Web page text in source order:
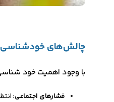
چالش‌های خودشناسی
با وجود اهمیت خود
فشارهای اجتماعی: